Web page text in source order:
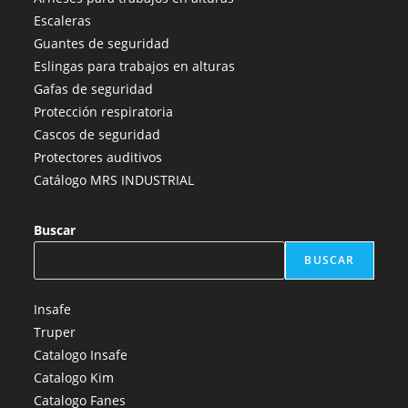
en
una
nueva
pestaña
una
nueva
pestaña
una
nueva
pestaña
nueva
Escaleras
Guantes de seguridad
Eslingas para trabajos en alturas
Gafas de seguridad
Protección respiratoria
Cascos de seguridad
Protectores auditivos
Catálogo MRS INDUSTRIAL
Buscar
BUSCAR
Insafe
Truper
Catalogo Insafe
Catalogo Kim
Catalogo Fanes